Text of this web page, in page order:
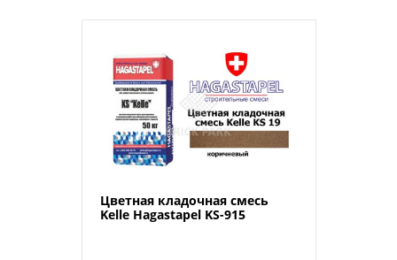
Цветная кладочная смесь
Kelle Hagastapel KS-915